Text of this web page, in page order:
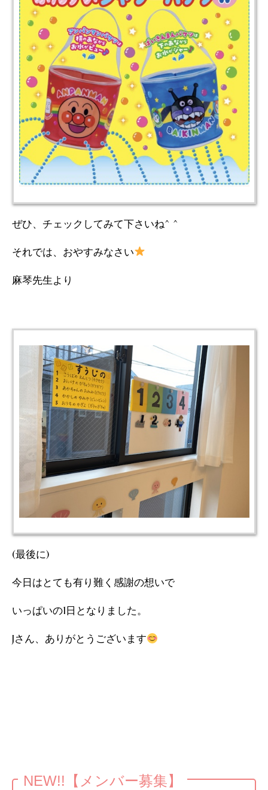
ぜひ、チェックしてみて下さいね^ ^
それでは、おやすみなさい
麻琴先生より
(最後に)
今日はとても有り難く感謝の想いで
いっぱいの1日となりました。
Jさん、ありがとうございます
NEW!!【メンバー募集】